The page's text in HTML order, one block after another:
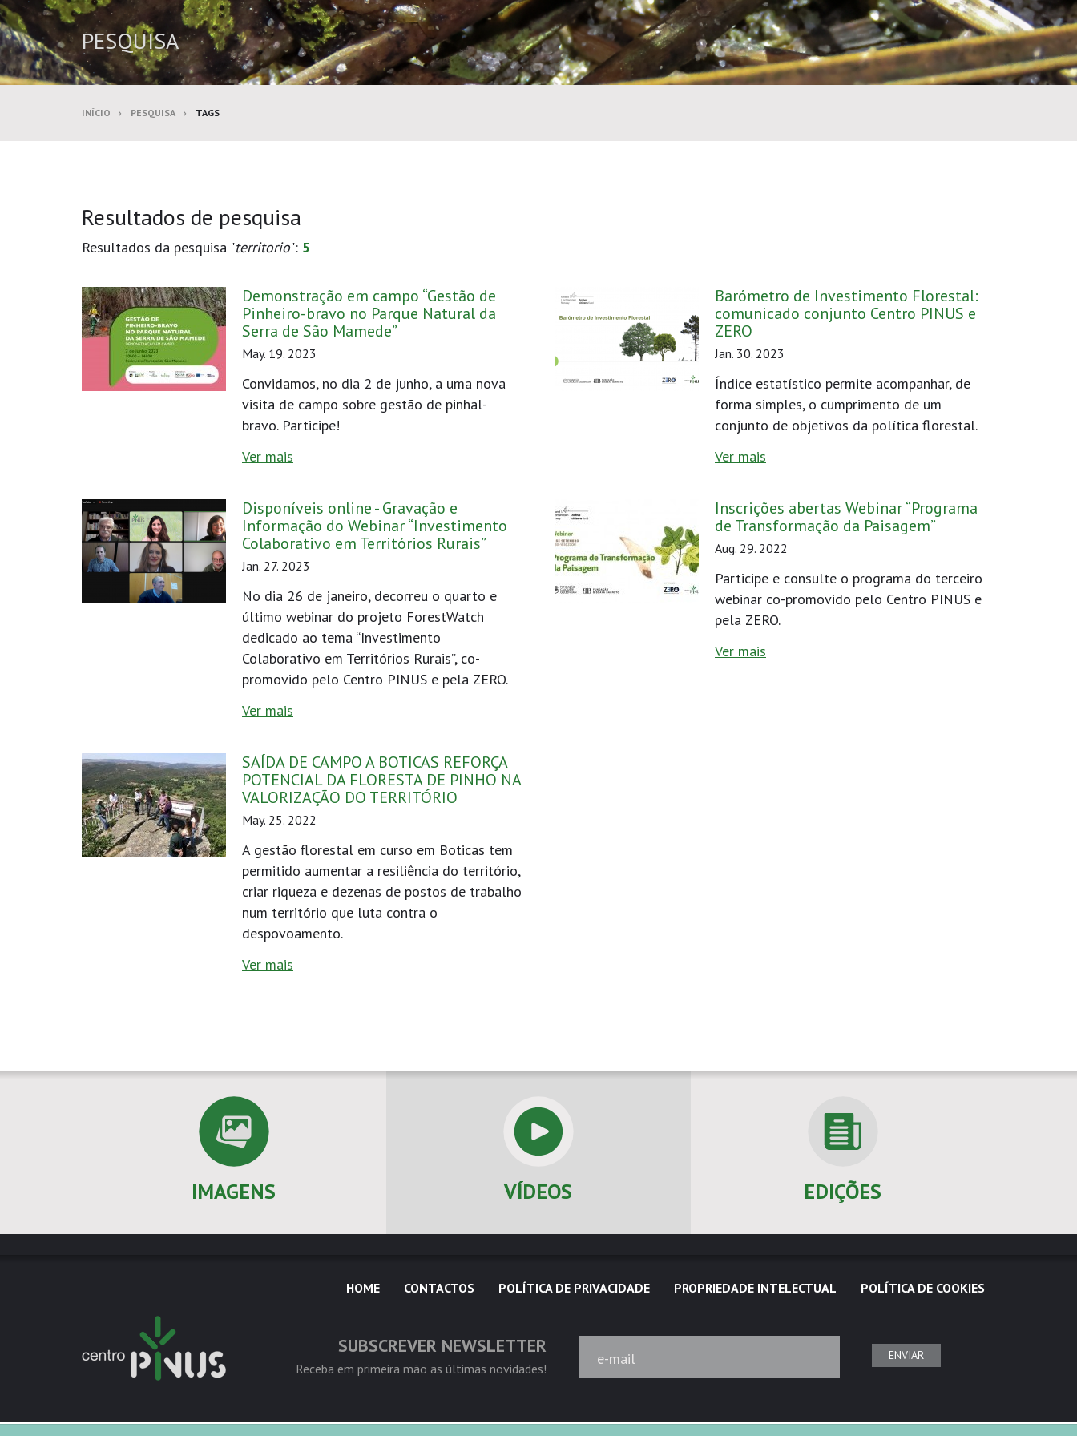
PESQUISA
INÍCIO PESQUISA TAGS
Resultados de pesquisa
Resultados da pesquisa "territorio": 5
Demonstração em campo “Gestão de
Pinheiro-bravo no Parque Natural da
Serra de São Mamede”
May. 19. 2023
Convidamos, no dia 2 de junho, a uma nova
visita de campo sobre gestão de pinhal-
bravo. Participe!
Ver mais
Barómetro de Investimento Florestal:
comunicado conjunto Centro PINUS e
ZERO
Jan. 30. 2023
Índice estatístico permite acompanhar, de
forma simples, o cumprimento de um
conjunto de objetivos da política florestal.
Ver mais
Disponíveis online - Gravação e
Informação do Webinar “Investimento
Colaborativo em Territórios Rurais”
Jan. 27. 2023
No dia 26 de janeiro, decorreu o quarto e
último webinar do projeto ForestWatch
dedicado ao tema “Investimento
Colaborativo em Territórios Rurais”, co-
promovido pelo Centro PINUS e pela ZERO.
Ver mais
Inscrições abertas Webinar “Programa
de Transformação da Paisagem”
Aug. 29. 2022
Participe e consulte o programa do terceiro
webinar co-promovido pelo Centro PINUS e
pela ZERO.
Ver mais
SAÍDA DE CAMPO A BOTICAS REFORÇA
POTENCIAL DA FLORESTA DE PINHO NA
VALORIZAÇÃO DO TERRITÓRIO
May. 25. 2022
A gestão florestal em curso em Boticas tem
permitido aumentar a resiliência do território,
criar riqueza e dezenas de postos de trabalho
num território que luta contra o
despovoamento.
Ver mais
IMAGENS VÍDEOS EDIÇÕES
HOME CONTACTOS POLÍTICA DE PRIVACIDADE PROPRIEDADE INTELECTUAL POLÍTICA DE COOKIES
SUBSCREVER NEWSLETTER
Receba em primeira mão as últimas novidades!
e-mail ENVIAR